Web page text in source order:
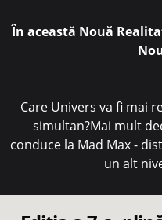
În această Nouă
Care Univers va fi mai
simultan?Mai mult
conduce la Mad Max -
un alt